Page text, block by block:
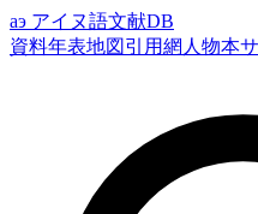
аэ アイヌ語文献DB
資料年表地図 引用網 人物本